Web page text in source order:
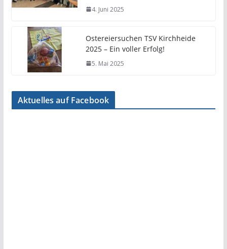
4. Juni 2025
Ostereiersuchen TSV Kirchheide
2025 – Ein voller Erfolg!
5. Mai 2025
Aktuelles auf Facebook